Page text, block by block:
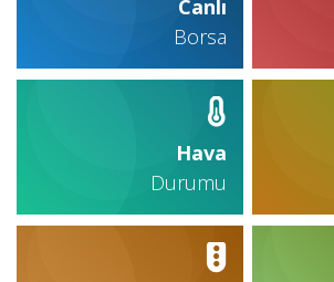
Canlı
Borsa
Hava
Durumu